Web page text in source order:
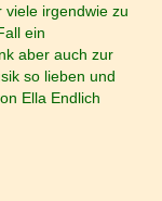
irgendwie zu
ein
aber auch zur
so lieben und
Ella Endlich